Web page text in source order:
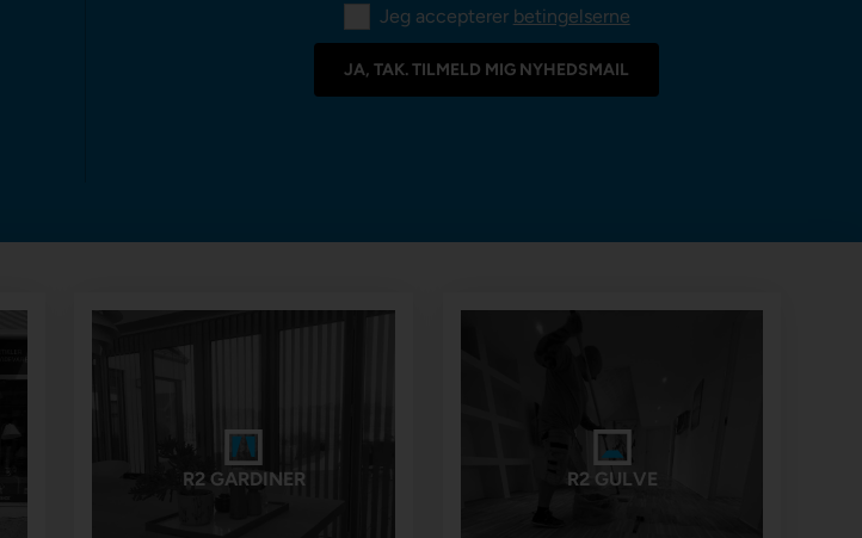
Jeg accepterer betingelserne
R2 GARDINER R2 GULVE